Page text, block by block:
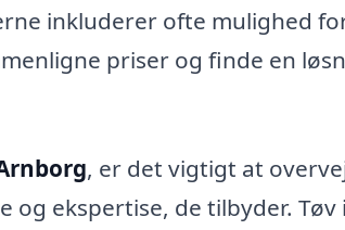
inkluderer ofte mulighed
priser og finde en
, er det vigtigt at
og ekspertise, de tilbyder.